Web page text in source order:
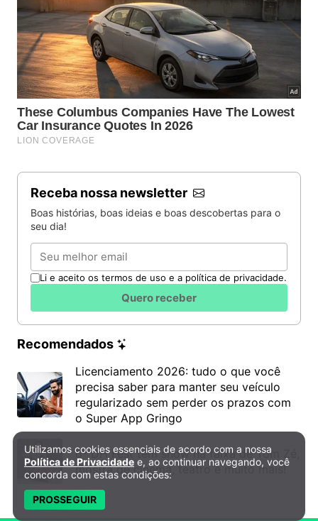
Receba nossa newsletter
Boas histórias, boas ideias e boas descobertas para o
seu dia!
Email
Li e aceito os termos de uso e a política de privacidade.
Quero receber
Recomendados
Licenciamento 2026: tudo o que você
precisa saber para manter seu veículo
regularizado sem perder os prazos com
o Super App Gringo
6º DH Fest tem show na faixa de Tom Zé,
mostra de cinema, teatro e muito mais!
Política de Privacidade e Cookies
Utilizamos cookies essenciais de acordo com a nossa
Política de Privacidade e, ao continuar navegando, você
concorda com estas condições:
PROSSEGUIR